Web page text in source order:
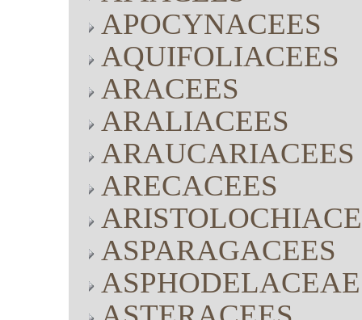
APOCYNACEES
AQUIFOLIACEES
ARACEES
ARALIACEES
ARAUCARIACEES
ARECACEES
ASPARAGACEES
ASPHODELACEAE